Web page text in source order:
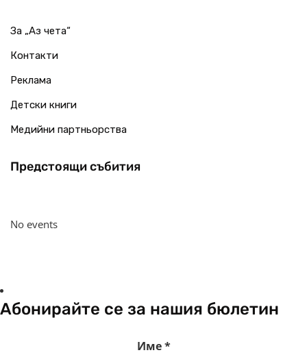
За „Аз чета“
Контакти
Реклама
Детски книги
Медийни партньорства
Предстоящи събития
No events
Абонирайте се за нашия бюлетин
Име*